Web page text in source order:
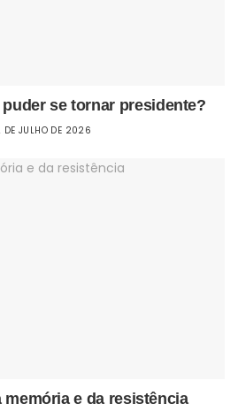
puder se tornar presidente?
DE JULHO DE 2026
memória e da resistência